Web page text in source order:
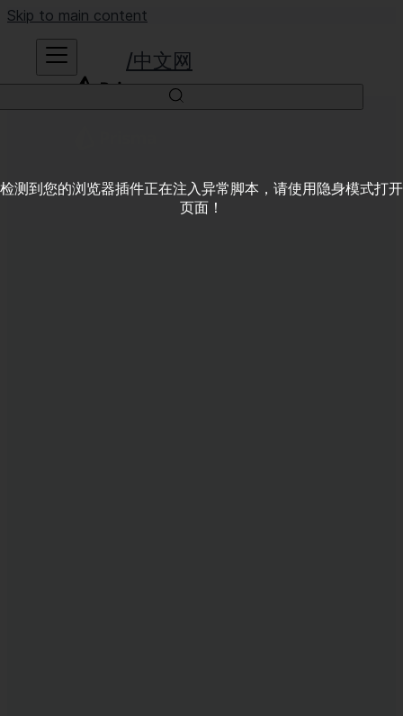
Skip to main content
中文网
检测到您的浏览器插件正在注入异常脚本，请使用隐身模式打开
页面！